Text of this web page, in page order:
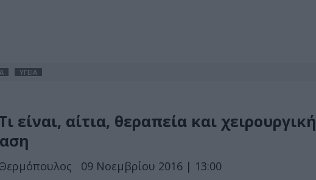
ΥΓΕΙΑ
είναι, αίτια, θεραπεία και χειρουργική
09 Νοεμβρίου 2016 | 13:00